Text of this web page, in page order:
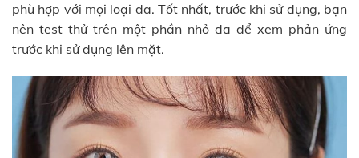
phù hợp với mọi loại da. Tốt nhất, trước khi sử dụng, bạn
nên test thử trên một phần nhỏ da để xem phản ứng
trước khi sử dụng lên mặt.